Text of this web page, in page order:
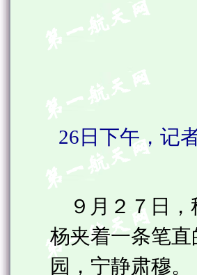
26日下午，记
９月２７日，
杨夹着一条笔
园，宁静肃穆。